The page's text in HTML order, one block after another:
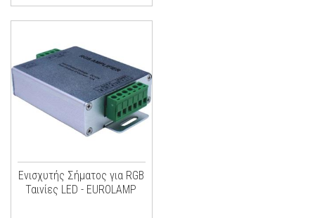
Ενισχυτής Σήματος για RGB
Ταινίες LED - EUROLAMP